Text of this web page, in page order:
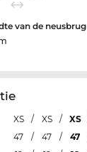
van de neusbrug
XS / XS / XS
47 / 47 / 47